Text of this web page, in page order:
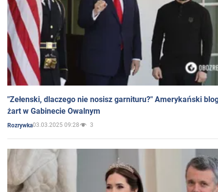
"Zełenski, dlaczego nie nosisz garnituru?" Amerykański
żart w Gabinecie Owalnym
Rozrywka03.03.2025 09:28 3